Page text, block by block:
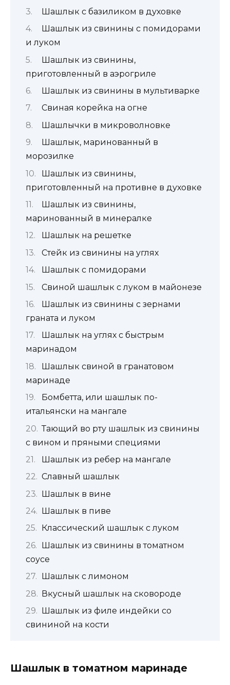
Шашлык с базиликом в духовке
Шашлык из свинины с помидорами
и луком
Шашлык из свинины,
приготовленный в аэрогриле
Шашлык из свинины в мультиварке
Свиная корейка на огне
Шашлычки в микроволновке
Шашлык, маринованный в
морозилке
Шашлык из свинины,
приготовленный на противне в духовке
Шашлык из свинины,
маринованный в минералке
Шашлык на решетке
Стейк из свинины на углях
Шашлык с помидорами
Свиной шашлык с луком в майонезе
Шашлык из свинины с зернами
граната и луком
Шашлык на углях с быстрым
маринадом
Шашлык свиной в гранатовом
маринаде
Бомбетта, или шашлык по-
итальянски на мангале
Тающий во рту шашлык из свинины
с вином и пряными специями
Шашлык из ребер на мангале
Славный шашлык
Шашлык в вине
Шашлык в пиве
Классический шашлык с луком
Шашлык из свинины в томатном
соусе
Шашлык с лимоном
Вкусный шашлык на сковороде
Шашлык из филе индейки со
свининой на кости
Шашлык в томатном маринаде